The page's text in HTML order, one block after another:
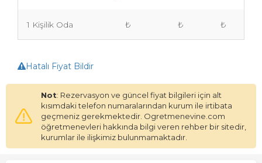
1 Kişilik Oda ₺ ₺ ₺
Hatalı Fiyat Bildir
Not: Rezervasyon ve güncel fiyat bilgileri için alt
kısımdaki telefon numaralarından kurum ile irtibata
geçmeniz gerekmektedir. Ogretmenevine.com
öğretmenevleri hakkında bilgi veren rehber bir sitedir,
kurumlar ile ilişkimiz bulunmamaktadır.